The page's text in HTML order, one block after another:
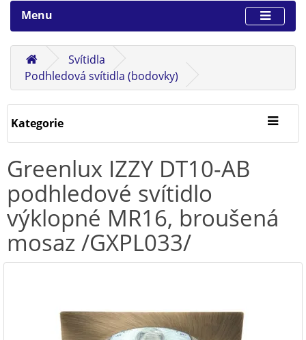
Menu
Svítidla
Podhledová svítidla (bodovky)
Kategorie
Greenlux IZZY DT10-AB
podhledové svítidlo
výklopné MR16, broušená
mosaz /GXPL033/